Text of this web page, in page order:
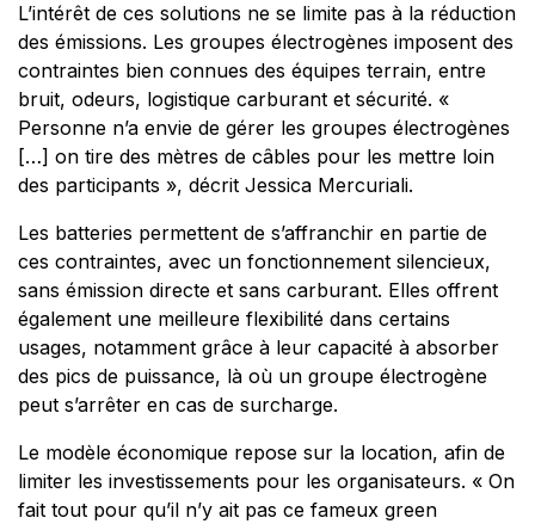
L’intérêt de ces solutions ne se limite pas à la réduction
des émissions. Les groupes électrogènes imposent des
contraintes bien connues des équipes terrain, entre
bruit, odeurs, logistique carburant et sécurité. «
Personne n’a envie de gérer les groupes électrogènes
[…] on tire des mètres de câbles pour les mettre loin
des participants », décrit Jessica Mercuriali.
Les batteries permettent de s’affranchir en partie de
ces contraintes, avec un fonctionnement silencieux,
sans émission directe et sans carburant. Elles offrent
également une meilleure flexibilité dans certains
usages, notamment grâce à leur capacité à absorber
des pics de puissance, là où un groupe électrogène
peut s’arrêter en cas de surcharge.
Le modèle économique repose sur la location, afin de
limiter les investissements pour les organisateurs. « On
fait tout pour qu’il n’y ait pas ce fameux green